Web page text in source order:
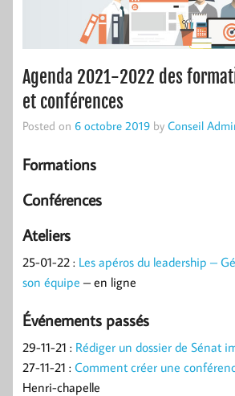
Agenda 2021-2022 des
et conférences
Posted on 6 octobre 2019 by Conseil
Formations
Conférences
Ateliers
25-01-22 : Les apéros du leadership –
son équipe – en ligne
Événements passés
29-11-21 : Rédiger un dossier de Sénat
27-11-21 : Comment créer une
Henri-chapelle